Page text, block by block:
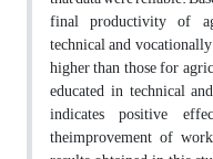
final productivity of
technical and
higher than those for
educated in technical
indicates positive
theimprovement of